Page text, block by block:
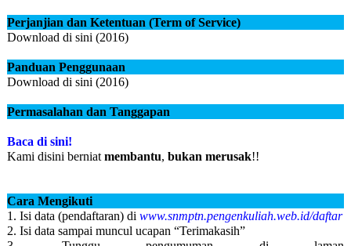
Perjanjian dan Ketentuan (Term of Service)
Download di sini (2016)
Panduan Penggunaan
Download di sini (2016)
Permasalahan dan Tanggapan
Baca di sini!
Kami disini berniat membantu, bukan merusak!!
Cara Mengikuti
1. Isi data (pendaftaran) di www.snmptn.pengenkuliah.web.id/daftar
2. Isi data sampai muncul ucapan “Terimakasih”